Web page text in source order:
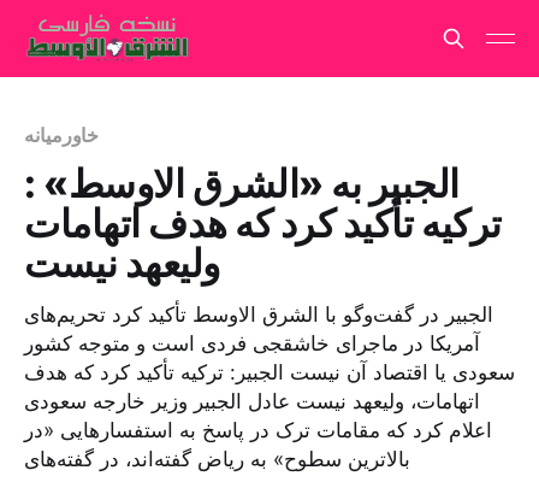
خاورمیانه
الجبیر به «الشرق الاوسط» :
ترکیه تأکید کرد که هدف اتهامات
ولیعهد نیست
الجبیر در گفت‌وگو با الشرق الاوسط تأکید کرد تحریم‌های
آمریکا در ماجرای خاشقجی فردی است و متوجه کشور
سعودی یا اقتصاد آن نیست الجبیر: ترکیه تأکید کرد که هدف
اتهامات، ولیعهد نیست عادل الجبیر وزیر خارجه سعودی
اعلام کرد که مقامات ترک در پاسخ به استفسارهایی «در
بالاترین سطوح» به ریاض گفته‌اند، در گفته‌های